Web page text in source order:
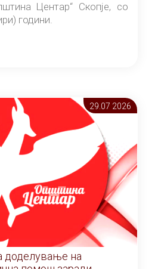
Центар“ Скопје, со
години.
29.07 2026